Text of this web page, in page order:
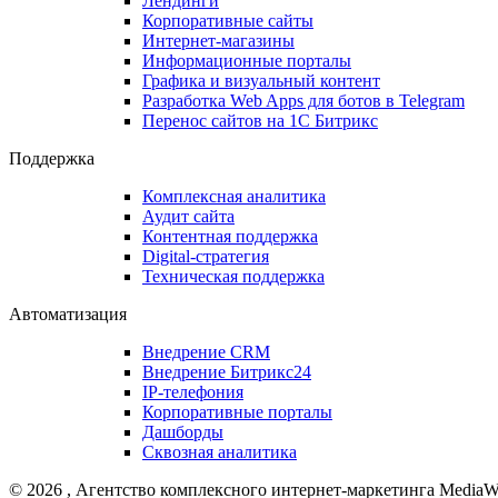
Корпоративные сайты
Интернет-магазины
Информационные порталы
Графика и визуальный контент
Разработка Web Apps для ботов в Telegram
Перенос сайтов на 1С Битрикс
Поддержка
Комплексная аналитика
Аудит сайта
Контентная поддержка
Digital-стратегия
Техническая поддержка
Автоматизация
Внедрение CRM
Внедрение Битрикс24
IP-телефония
Корпоративные порталы
Дашборды
Сквозная аналитика
© 2026 , Агентство комплексного интернет-маркетинга